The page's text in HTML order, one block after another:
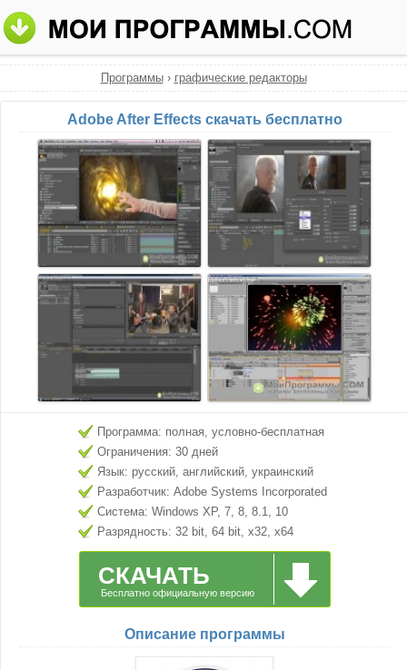
Программы› графические редакторы
Adobe After Effects скачать бесплатно
Программа: полная, условно-бесплатная
Ограничения: 30 дней
Язык: русский, английский, украинский
Разработчик: Adobe Systems Incorporated
Система: Windows XP, 7, 8, 8.1, 10
Разрядность: 32 bit, 64 bit, x32, x64
СКАЧАТЬ
Бесплатно официальную версию
Описание программы